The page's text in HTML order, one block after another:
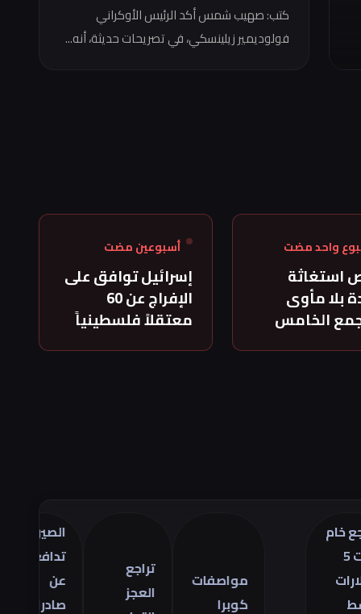
كتب: صهيب شمس أكد الرئيس الأوكراني
فولوديمير زيلينسكي، في تصريحات حديثة، أنه...
واحد مضت
استغاثة
بلا مأوى
الخامس
أسبوعين مضت
إسرائيل توافق على
الإفراج عن 60
معتقلاً فلسطينياً
مواصفات
صادراتها